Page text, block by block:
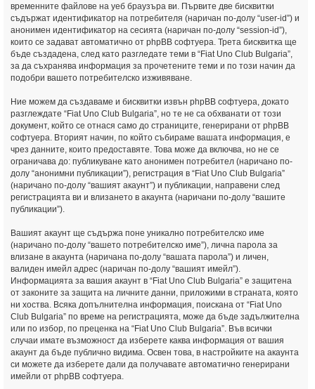
временните файлове на уеб браузъра ви. Първите две бисквитки
съдържат идентификатор на потребителя (наричан по-долу “user-id”) и
анонимен идентификатор на сесията (наричан по-долу “session-id”),
които се задават автоматично от phpBB софтуера. Трета бисквитка ще
бъде създадена, след като разгледате теми в “Fiat Uno Club Bulgaria”,
за да съхранява информация за прочетените теми и по този начин да
подобри вашето потребителско изживяване.
Ние можем да създаваме и бисквитки извън phpBB софтуера, докато
разглеждате “Fiat Uno Club Bulgaria”, но те не са обхванати от този
документ, който се отнася само до страниците, генерирани от phpBB
софтуера. Вторият начин, по който събираме вашата информация, е
чрез данните, които предоставяте. Това може да включва, но не се
ограничава до: публикуване като анонимен потребител (наричано по-
долу “анонимни публикации”), регистрация в “Fiat Uno Club Bulgaria”
(наричано по-долу “вашият акаунт”) и публикации, направени след
регистрацията ви и влизането в акаунта (наричани по-долу “вашите
публикации”).
Вашият акаунт ще съдържа поне уникално потребителско име
(наричано по-долу “вашето потребителско име”), лична парола за
влизане в акаунта (наричана по-долу “вашата парола”) и личен,
валиден имейл адрес (наричан по-долу “вашият имейл”).
Информацията за вашия акаунт в “Fiat Uno Club Bulgaria” е защитена
от законите за защита на личните данни, приложими в страната, която
ни хоства. Всяка допълнителна информация, поискана от “Fiat Uno
Club Bulgaria” по време на регистрацията, може да бъде задължителна
или по избор, по преценка на “Fiat Uno Club Bulgaria”. Във всички
случаи имате възможност да изберете каква информация от вашия
акаунт да бъде публично видима. Освен това, в настройките на акаунта
си можете да изберете дали да получавате автоматично генерирани
имейли от phpBB софтуера.